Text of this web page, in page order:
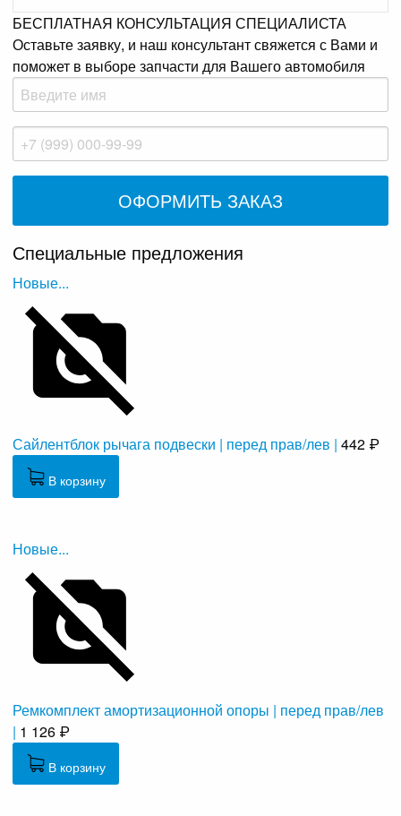
БЕСПЛАТНАЯ КОНСУЛЬТАЦИЯ СПЕЦИАЛИСТА
Оставьте заявку, и наш консультант свяжется с Вами и
поможет в выборе запчасти для Вашего автомобиля
Специальные предложения
Новые...
Сайлентблок рычага подвески | перед прав/лев | 442 ₽
В корзину
Новые...
Ремкомплект амортизационной опоры | перед прав/лев
| 1 126 ₽
В корзину